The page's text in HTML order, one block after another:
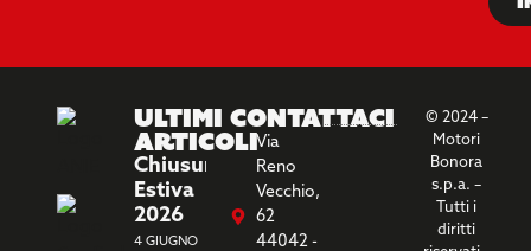
Ultimi
Articoli
Chiusura
Estiva
2026
4 GIUGNO
Contattaci
Via
Reno
Vecchio,
62
44042 -
© 2024 –
Motori
Bonora
s.p.a. –
Tutti i
diritti